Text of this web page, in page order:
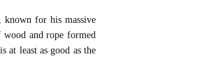
for his massive
and rope formed
at least as good as the